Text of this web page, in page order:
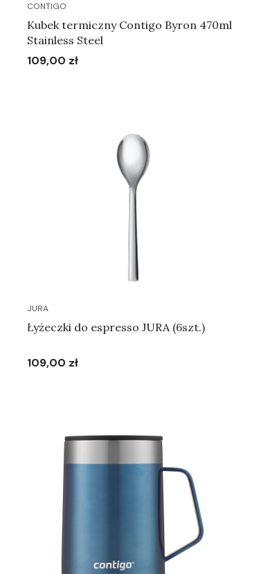
CONTIGO
Kubek termiczny Contigo Byron 470ml
Stainless Steel
Cena
109,00 zł
JURA
Łyżeczki do espresso JURA (6szt.)
Cena
109,00 zł